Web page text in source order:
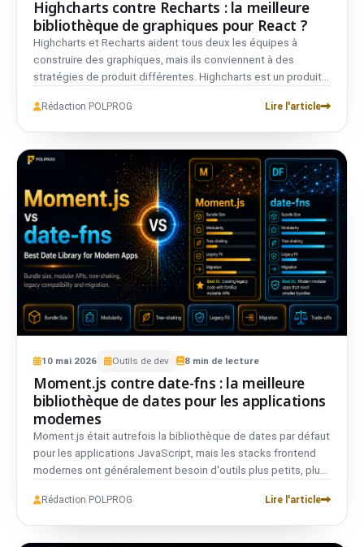
Highcharts contre Recharts : la meilleure
bibliothèque de graphiques pour React ?
Highcharts et Recharts aident tous deux les équipes à
construire des graphiques, mais ils conviennent à des
stratégies de produit différentes. Highcharts est un produit
soignées et une licence commerciale pour de nombreux
de bord basés sur des composants et est souvent plus
simple pour les équipes produit qui construisent déjà en
React. Le bon choix dépend de la complexité des
graphiques, des contraintes de licence et du degré de
contrôle que vous voulez dans votre base de code React.
Rédaction POLPROG Lire l'article
10 mai 2026 Outils de dev 8 min de lecture
Moment.js contre date-fns : la meilleure
bibliothèque de dates pour les applications
modernes
Moment.js était autrefois la bibliothèque de dates par défaut
pour les applications JavaScript, mais les stacks frontend
modernes ont généralement besoin d'outils plus petits, plus
utilitaires de date comme des fonctions indépendantes, ce
Rédaction POLPROG Lire l'article